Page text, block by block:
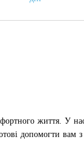
життя. У
допомогти вам